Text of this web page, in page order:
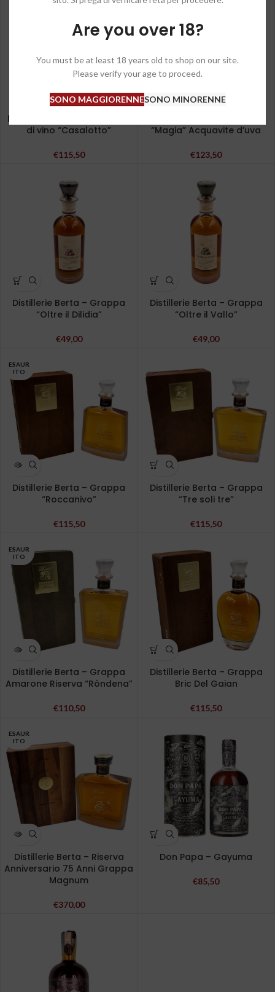
Are you over 18?
You must be at least 18 years old to shop on our site.
Please verify your age to proceed.
SONO MAGGIORENNESONO MINORENNE
Distillerie Berta – Acquavite
di vino “Casalotto”
€115,50
ITO
“Magia” Acquavite d’uva
€123,50
Distillerie Berta – Grappa
“Oltre il Dilidia”
€49,00
Distillerie Berta – Grappa
“Oltre il Vallo”
€49,00
ESAUR
ITO
Distillerie Berta – Grappa
“Roccanivo”
€115,50
Distillerie Berta – Grappa
“Tre soli tre”
€115,50
ESAUR
ITO
Distillerie Berta – Grappa
Amarone Riserva “Ròndena”
€110,50
Distillerie Berta – Grappa
Bric Del Gaian
€115,50
ESAUR
ITO
Distillerie Berta – Riserva
Anniversario 75 Anni Grappa
Magnum
€370,00
Don Papa – Gayuma
€85,50